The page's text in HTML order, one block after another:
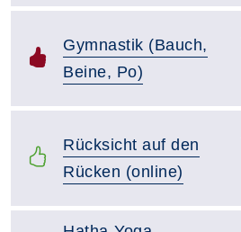
Gymnastik (Bauch,
Beine, Po)
Rücksicht auf den
Rücken (online)